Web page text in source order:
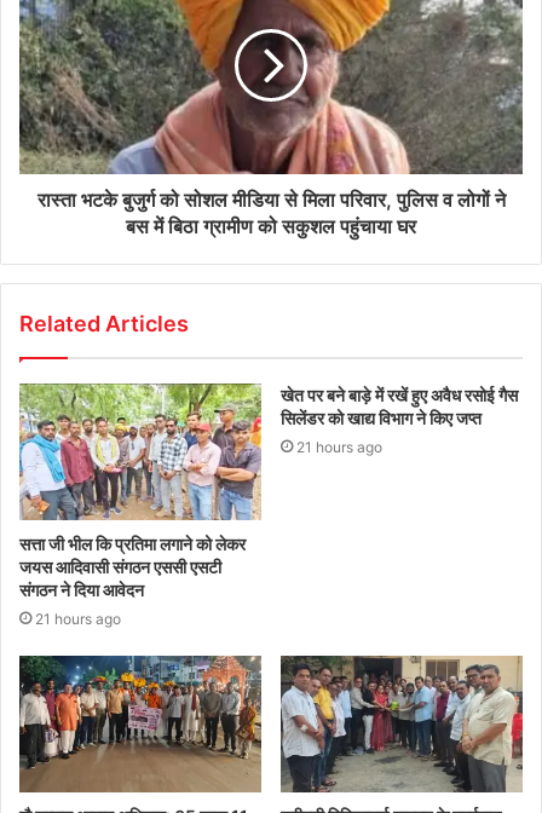
रास्ता भटके बुजुर्ग को सोशल मीडिया से मिला परिवार, पुलिस व लोगों ने
बस में बिठा ग्रामीण को सकुशल पहुंचाया घर
Related Articles
सत्ता जी भील कि प्रतिमा लगाने को लेकर
जयस आदिवासी संगठन एससी एसटी
संगठन ने दिया आवेदन
21 hours ago
खेत पर बने बाड़े में रखें हुए अवैध रसोई गैस
सिलेंडर को खाद्य विभाग ने किए जप्त
21 hours ago